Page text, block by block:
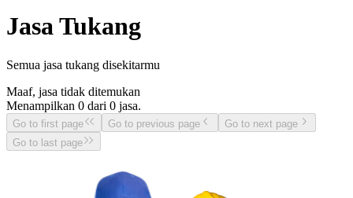
Jasa Tukang
Semua jasa tukang disekitarmu
Maaf, jasa tidak ditemukan
Menampilkan 0 dari 0 jasa.
Go to first page Go to previous page
Go to next page
Go to last page